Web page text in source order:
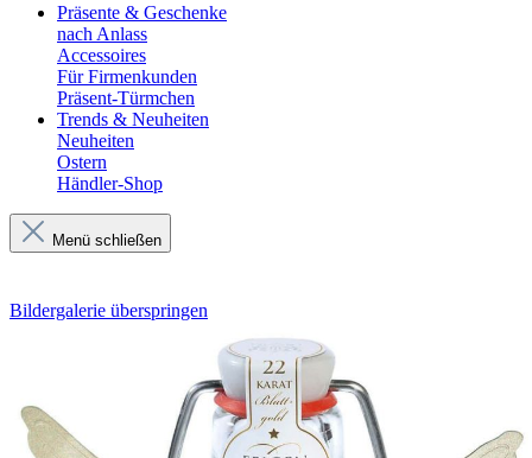
Präsente & Geschenke
nach Anlass
Accessoires
Für Firmenkunden
Präsent-Türmchen
Trends & Neuheiten
Neuheiten
Ostern
Händler-Shop
Menü schließen
Bildergalerie überspringen